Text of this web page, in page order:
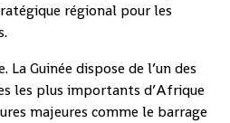
régional pour les
Guinée dispose de l’un des
les plus importants d’Afrique
majeures comme le barrage